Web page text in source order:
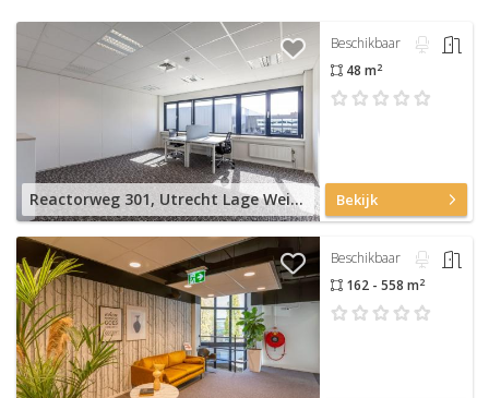
Reactorweg 301, Utrecht Lage Weide
Beschikbaar
48 m2
Bekijk
Beschikbaar
162 - 558 m2